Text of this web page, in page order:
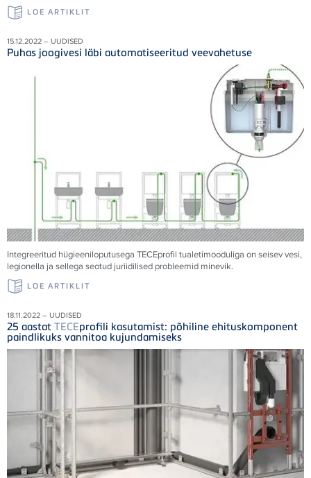
LOE ARTIKLIT
15.12.2022 – UUDISED
Puhas joogivesi läbi automatiseeritud veevahetuse
Integreeritud hügieeniloputusega TECEprofil tualetimooduliga on seisev vesi,
legionella ja sellega seotud juriidilised probleemid minevik.
LOE ARTIKLIT
18.11.2022 – UUDISED
25 aastat TECEprofili kasutamist: põhiline ehituskomponent
paindlikuks vannitoa kujundamiseks